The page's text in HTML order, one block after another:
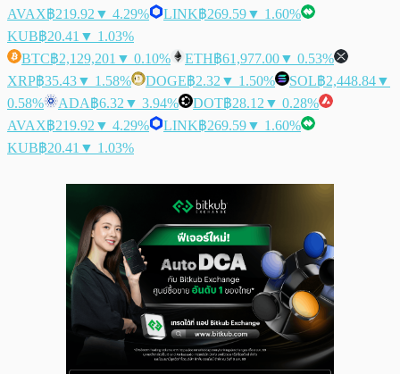
AVAX฿219.92 ▼ 4.29% LINK฿269.59▼ 1.60%
KUB฿20.41 ▼ 1.03%
BTC฿2,129,201 ▼ 0.10% ETH฿61,977.00▼ 0.53%
XRP฿35.43▼ 1.58% DOGE฿2.32 ▼ 1.50% SOL฿2,448.84▼
0.58%
ADA฿6.32 ▼ 3.94% DOT฿28.12 ▼ 0.28%
AVAX฿219.92 ▼ 4.29% LINK฿269.59▼ 1.60%
KUB฿20.41 ▼ 1.03%